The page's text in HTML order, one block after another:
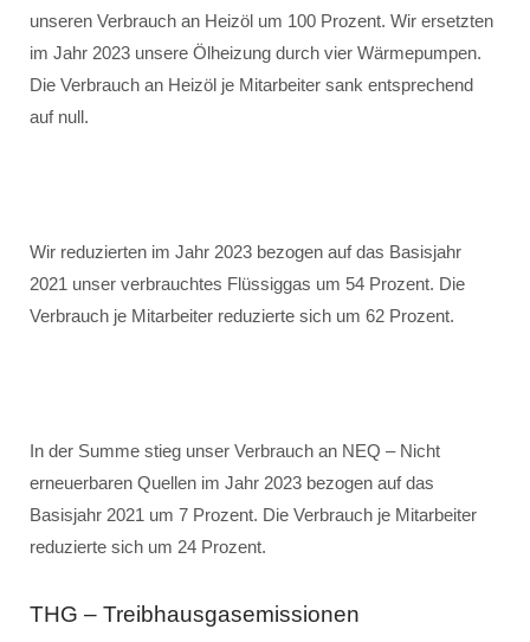
unseren Verbrauch an Heizöl um 100 Prozent. Wir ersetzten
im Jahr 2023 unsere Ölheizung durch vier Wärmepumpen.
Die Verbrauch an Heizöl je Mitarbeiter sank entsprechend
auf null.
Wir reduzierten im Jahr 2023 bezogen auf das Basisjahr
2021 unser verbrauchtes Flüssiggas um 54 Prozent. Die
Verbrauch je Mitarbeiter reduzierte sich um 62 Prozent.
In der Summe stieg unser Verbrauch an NEQ – Nicht
erneuerbaren Quellen im Jahr 2023 bezogen auf das
Basisjahr 2021 um 7 Prozent. Die Verbrauch je Mitarbeiter
reduzierte sich um 24 Prozent.
THG – Treibhausgasemissionen